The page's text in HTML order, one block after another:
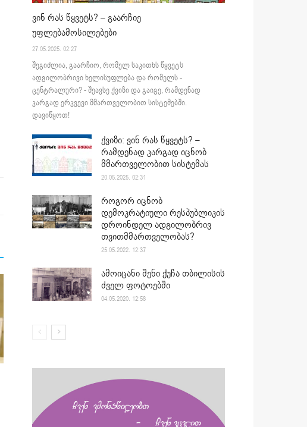
ვინ რას წყვეტს? – გაარჩიე
უფლებამოსილებები
27.05.2025. 02:27
შეგიძლია, გაარჩიო, რომელ საკითხს წყვეტს
ადგილობრივი ხელისუფლება და რომელს -
ცენტრალური? - შეავსე ქვიზი და გაიგე, რამდენად
კარგად ერკვევი მმართველობით სისტემებში.
დავიწყოთ!
ქვიზი: ვინ რას წყვეტს? –
რამდენად კარგად იცნობ
მმართველობით სისტემას
20.05.2025. 02:31
როგორ იცნობ
დემოკრატიული რესპუბლიკის
დროინდელ ადგილობრივ
თვითმმართველობას?
25.05.2022. 12:37
ამოიცანი შენი ქუჩა თბილისის
ძველ ფოტოებში
04.05.2020. 12:58